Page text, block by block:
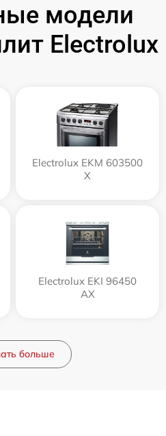
модели
Electrolux
Electrolux EKM 603500
X
Electrolux EKI 96450
AX
больше